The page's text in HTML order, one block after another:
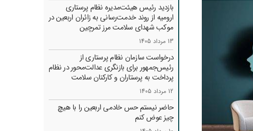
بازدید رئیس هیئت‌مدیره نظام پرستاری
ارومیه از روند خدمت‌رسانی به زائران اربعین در
موکب شهدای سلامت مرز تمرچین
13 مرداد 1405
درخواست سازمان نظام پرستاری از
رئیس‌جمهور برای بازنگری عدالت‌محور در نظام
پرداخت به پرستاران و کارکنان سلامت
12 مرداد 1405
حاضر نیستم حس خادمی اربعین را با هیچ
چیز عوض کنم